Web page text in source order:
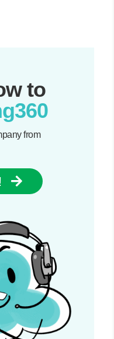
to
from